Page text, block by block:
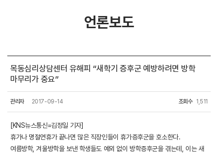
언론보도
목동심리상담센터 유해피 “새학기 증후군 예방하려면 방학
마무리가 중요”
관리자 2017-09-14 조회수 1,511
[KNS뉴스통신=김정일 기자]
휴가나 명절연휴가 끝나면 많은 직장인들이 휴가증후군을 호소한다.
여름방학, 겨울방학을 보낸 학생들도 예외 없이 방학증후군을 겪는데, 이는 새